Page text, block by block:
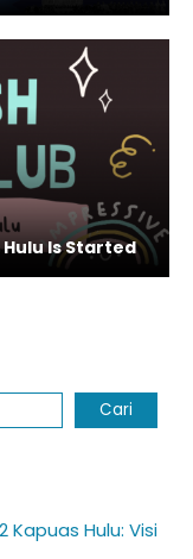
Hulu Is Started
Cari
Kapuas Hulu: Visi